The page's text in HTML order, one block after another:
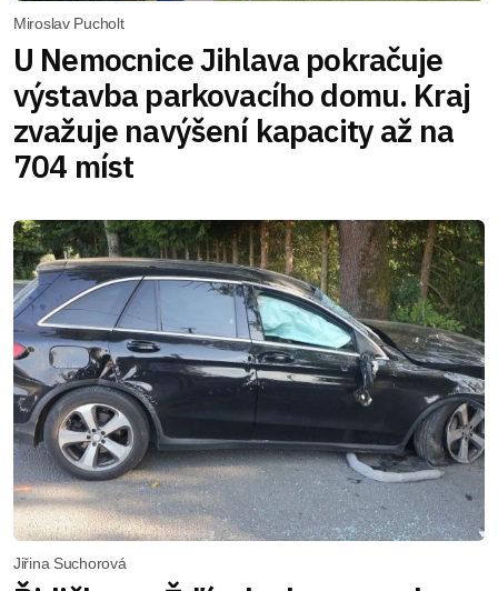
Miroslav Pucholt
U Nemocnice Jihlava pokračuje
výstavba parkovacího domu. Kraj
zvažuje navýšení kapacity až na
704 míst
Jiřina Suchorová